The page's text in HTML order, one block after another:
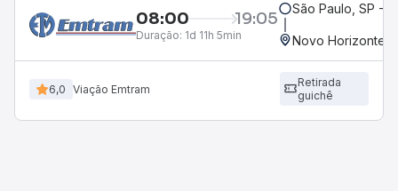
08:00 19:05
Duração: 1d 11h 5min
São Paulo, SP -
Novo Horizonte,
6,0 Viação Emtram
Retirada
guichê